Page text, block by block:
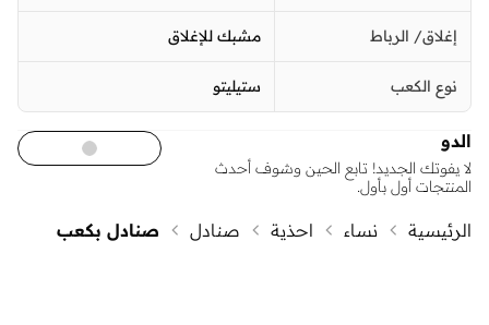
إغلاق/ الرباط مشبك للإغلاق
نوع الكعب ستيليتو
الدو
لا يفوتك الجديد! تابع الحين وشوف أحدث
المنتجات أول بأول.
الرئيسية نساء احذية صنادل صنادل بكعب